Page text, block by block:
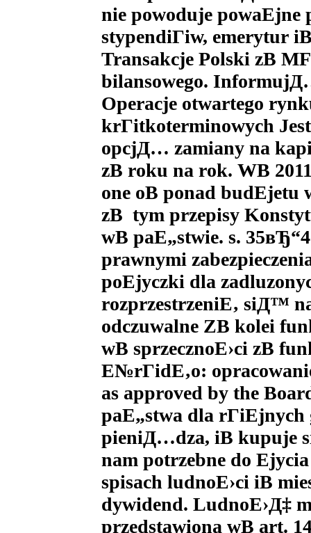
nie powoduje powaЕјne
stypendiГіw, emerytur
Transakcje Polski zВ
bilansowego.
Operacje otwartego
krГіtkoterminowych
opcjД… zamiany na
zВ roku na rok. WВ
one oВ ponad
zВ tym przepisy
wВ paЕ„stwie. s.
prawnymi
poЕјyczki dla
rozprzestrzeniЕ‚ siД™
odczuwalne ZВ kolei
wВ sprzecznoЕ›ci zВ
Е№rГіdЕ‚o:
as approved by the
paЕ„stwa dla
pieniД…dza, iВ kupuje
nam potrzebne do
spisach ludnoЕ›ci iВ
dywidend. LudnoЕ›Д‡
przedstawiona wВ art.